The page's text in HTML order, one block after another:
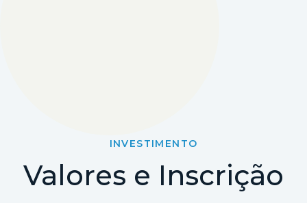
INVESTIMENTO
Valores e Inscrição